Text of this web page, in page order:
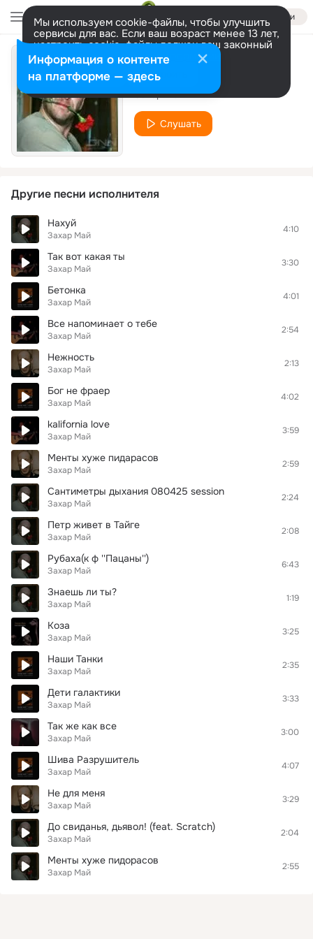
Войти
Мы используем cookie-файлы, чтобы улучшить
сервисы для вас. Если ваш возраст менее 13 лет,
настроить cookie-файлы должен ваш законный
представитель. Больше информации
Разрешить все Настроить
Рубаха
Захар Май
Слушать
Другие песни исполнителя
Нахуй
Захар Май
4:10
Так вот какая ты
Захар Май
3:30
Бетонка
Захар Май
4:01
Все напоминает о тебе
Захар Май
2:54
Нежность
Захар Май
2:13
Бог не фраер
Захар Май
4:02
kalifornia love
Захар Май
3:59
Менты хуже пидарасов
Захар Май
2:59
Сантиметры дыхания 080425 session
Захар Май
2:24
Петр живет в Тайге
Захар Май
2:08
Рубаха(к ф ''Пацаны'')
Захар Май
6:43
Знаешь ли ты?
Захар Май
1:19
Коза
Захар Май
3:25
Наши Танки
Захар Май
2:35
Дети галактики
Захар Май
3:33
Так же как все
Захар Май
3:00
Шива Разрушитель
Захар Май
4:07
Не для меня
Захар Май
3:29
До свиданья, дьявол! (feat. Scratch)
Захар Май
2:04
Менты хуже пидорасов
Захар Май
2:55
Информация о контенте
на платформе — здесь